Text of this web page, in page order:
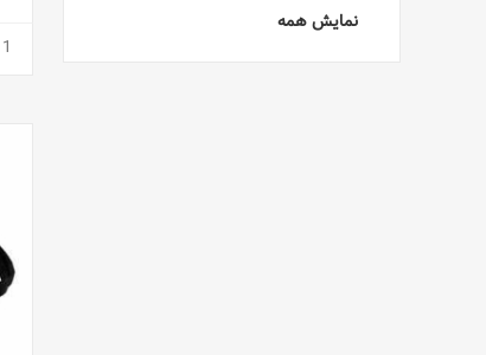
نمایش همه